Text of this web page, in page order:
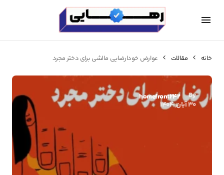
خانه مقالات عوارض خودارضايي مالشی براي دختر مجرد
By
homefront242
30 آبان, 1404